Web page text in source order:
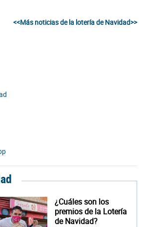
<<Más noticias de la lotería de Navidad>>
¿Cuáles son los
premios de la Lotería
de Navidad?